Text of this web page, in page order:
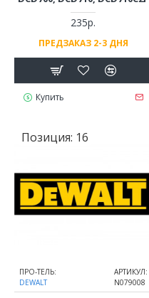
235р.
ПРЕДЗАКАЗ 2-3 ДНЯ
Купить
Позиция: 16
ПРО-ТЕЛЬ:
DEWALT
АРТИКУЛ:
N079008